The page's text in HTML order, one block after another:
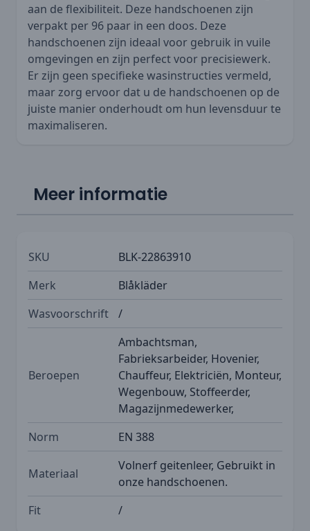
aan de flexibiliteit. Deze handschoenen zijn
verpakt per 96 paar in een doos. Deze
handschoenen zijn ideaal voor gebruik in vuile
omgevingen en zijn perfect voor precisiewerk.
Er zijn geen specifieke wasinstructies vermeld,
maar zorg ervoor dat u de handschoenen op de
juiste manier onderhoudt om hun levensduur te
maximaliseren.
Meer informatie
SKU
BLK-22863910
Merk
Blåkläder
Wasvoorschrift
/
Beroepen
Ambachtsman,
Fabrieksarbeider, Hovenier,
Chauffeur, Elektriciën, Monteur,
Wegenbouw, Stoffeerder,
Magazijnmedewerker,
Norm
EN 388
Materiaal
Volnerf geitenleer, Gebruikt in
onze handschoenen.
Fit
/